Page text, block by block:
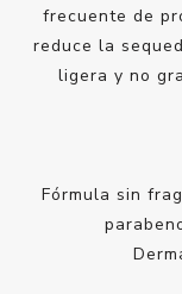
frecuente de
reduce la
ligera y no
Fórmula sin